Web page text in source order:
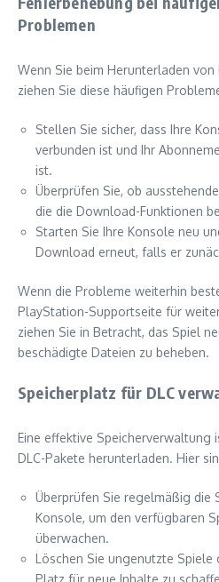
Problemen
Wenn Sie beim Herunterladen
ziehen Sie diese häufigen
Stellen Sie sicher, dass Ihre
verbunden ist und Ihr
ist.
Überprüfen Sie, ob
die die Download-Funktionen
Starten Sie Ihre Konsole neu
Download erneut, falls er
Wenn die Probleme weiterhin
PlayStation-Supportseite für
ziehen Sie in Betracht, das Spiel
beschädigte Dateien zu beheben.
Speicherplatz für DLC
Eine effektive Speicherverwaltung
DLC-Pakete herunterladen. Hier
Überprüfen Sie regelmäßig die
Konsole, um den verfügbaren
überwachen.
Löschen Sie ungenutzte Spiele
Platz für neue Inhalte zu